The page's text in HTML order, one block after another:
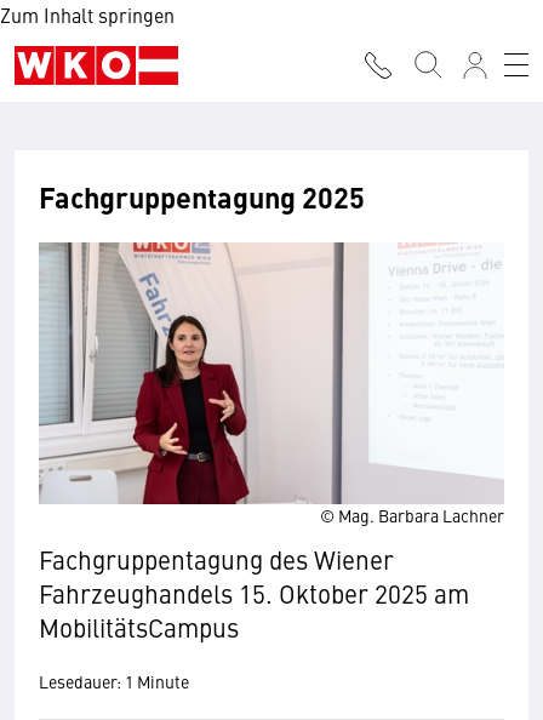
Zum Inhalt springen
© Mag. Barbara Lachner
Fachgruppentagung 2025
Fachgruppentagung des Wiener
Fahrzeughandels 15. Oktober 2025 am
MobilitätsCampus
Lesedauer: 1 Minute